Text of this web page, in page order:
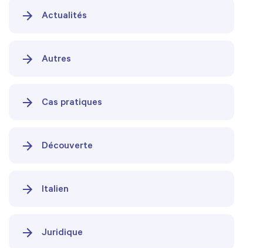
Actualités
Autres
Cas pratiques
Découverte
Italien
Juridique